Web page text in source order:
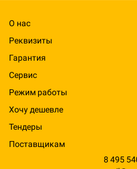
О нас
Реквизиты
Гарантия
Сервис
Режим работы
Хочу дешевле
Тендеры
Поставщикам
8 495